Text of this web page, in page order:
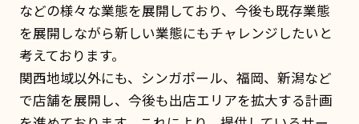
などの様々な業態を展開しており、今後も既存業態
を展開しながら新しい業態にもチャレンジしたいと
考えております。
関西地域以外にも、シンガポール、福岡、新潟など
で店舗を展開し、今後も出店エリアを拡大する計画